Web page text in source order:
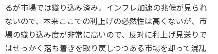
るが市場では織り込み済み。インフレ加速の兆候が見られ
ないので、本来ここでの利上げの必然性は高くないが、市
場の織り込み度が非常に高いので、反対に利上げ見送りで
はせっかく落ち着きを取り戻しつつある市場を却って混乱